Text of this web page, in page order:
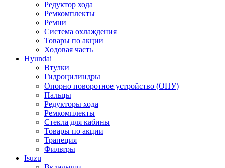
Редуктор хода
Ремкомплекты
Ремни
Система охлаждения
Товары по акции
Ходовая часть
Hyundai
Втулки
Гидроцилиндры
Опорно поворотное устройство (ОПУ)
Пальцы
Редукторы хода
Ремкомплекты
Стекла для кабины
Товары по акции
Трапеция
Фильтры
Isuzu